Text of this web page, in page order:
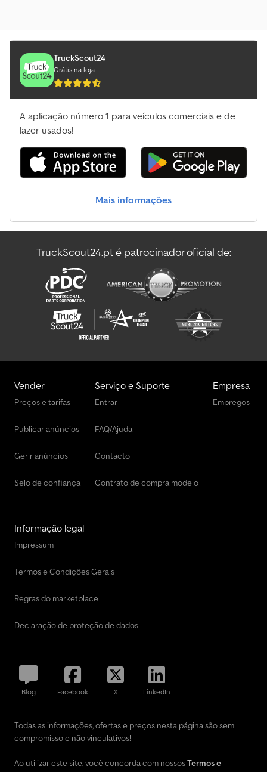
TruckScout24
Grátis na loja
A aplicação número 1 para veículos comerciais e de
lazer usados!
Mais informações
TruckScout24.pt é patrocinador oficial de:
Vender
Preços e tarifas
Publicar anúncios
Gerir anúncios
Selo de confiança
Serviço e Suporte
Entrar
FAQ/Ajuda
Contacto
Contrato de compra modelo
Empresa
Empregos
Informação legal
Impressum
Termos e Condições Gerais
Regras do marketplace
Declaração de proteção de dados
Blog Facebook X LinkedIn
Todas as informações, ofertas e preços nesta página são sem
compromisso e não vinculativos!
Ao utilizar este site, você concorda com nossosTermos e